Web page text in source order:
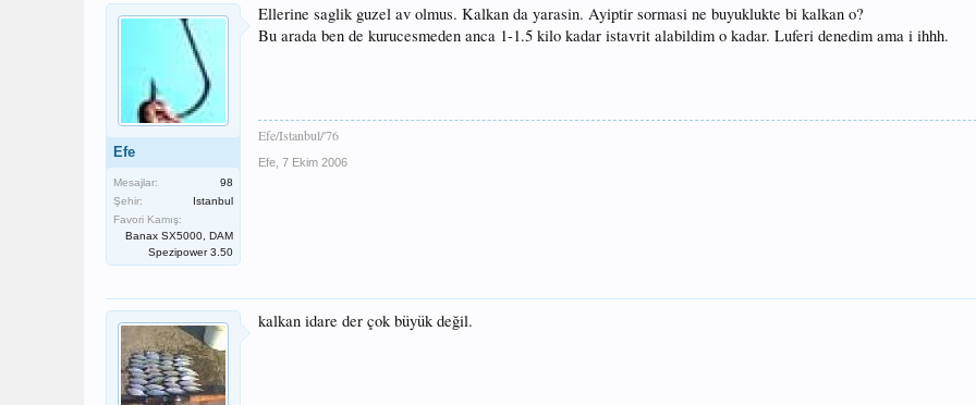
Efe
Mesajlar:
98
Şehir:
Istanbul
Favori Kamış:
Banax SX5000, DAM
Spezipower 3.50
Ellerine saglik guzel av olmus. Kalkan da yarasin. Ayiptir sormasi ne buyuklukte bi kalkan o?
Bu arada ben de kurucesmeden anca 1-1.5 kilo kadar istavrit alabildim o kadar. Luferi denedim ama i ihhh.
Efe/Istanbul/'76
Efe 7 Ekim 2006
kalkan idare der çok büyük değil.